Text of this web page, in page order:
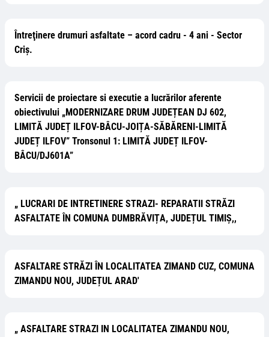
Întreţinere drumuri asfaltate – acord cadru - 4 ani - Sector
Criș.
Servicii de proiectare si executie a lucrărilor aferente
obiectivului „MODERNIZARE DRUM JUDEȚEAN DJ 602,
LIMITĂ JUDEȚ ILFOV-BÂCU-JOIȚA-SĂBĂRENI-LIMITĂ
JUDEȚ ILFOV” Tronsonul 1: LIMITĂ JUDEȚ ILFOV-
BÂCU/DJ601A”
„ LUCRARI DE INTRETINERE STRAZI- REPARATII STRĂZI
ASFALTATE ÎN COMUNA DUMBRĂVIȚA, JUDEȚUL TIMIȘ,,
ASFALTARE STRĂZI ÎN LOCALITATEA ZIMAND CUZ, COMUNA
ZIMANDU NOU, JUDEȚUL ARAD'
„ ASFALTARE STRAZI IN LOCALITATEA ZIMANDU NOU,